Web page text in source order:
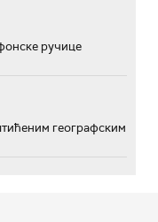
ручице
географским